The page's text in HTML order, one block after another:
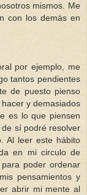
mismos. Me
con los demás en
por ejemplo, me
tantos pendientes
de puesto pienso
y demasiados
es lo que piensen
sí podré resolver
Al leer este hábito
en mi circulo de
poder ordenar
pensamientos y
abrir mi mente al